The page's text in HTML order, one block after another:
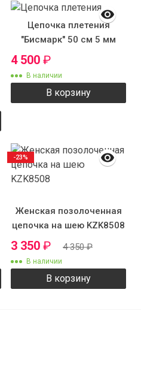
Цепочка плетения
"Бисмарк" 50 см 5 мм
4 500 ₽
В наличии
В корзину
Женская позолоченная
цепочка на шею KZK8508
3 350 ₽ 4 350₽
В наличии
В корзину
-23%